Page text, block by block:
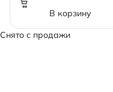
В корзину
Снято с продажи